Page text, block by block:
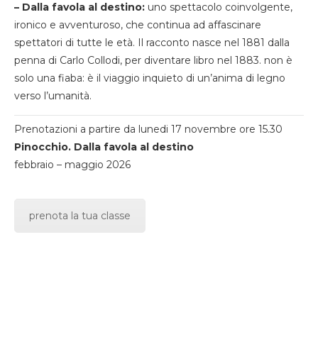
– Dalla favola al destino: uno spettacolo coinvolgente,
ironico e avventuroso, che continua ad affascinare
spettatori di tutte le età. Il racconto nasce nel 1881 dalla
penna di Carlo Collodi, per diventare libro nel 1883. non è
solo una fiaba: è il viaggio inquieto di un’anima di legno
verso l’umanità.
Prenotazioni a partire da lunedi 17 novembre ore 15.30
Pinocchio. Dalla favola al destino
febbraio – maggio 2026
prenota la tua classe